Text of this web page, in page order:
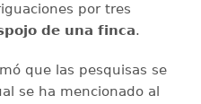
por tres
de una finca.
que las pesquisas se
se ha mencionado al